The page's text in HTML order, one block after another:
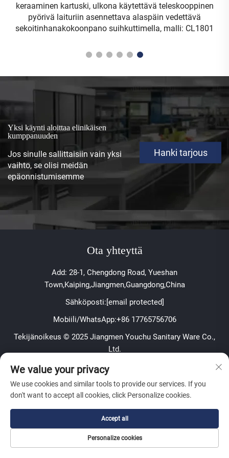
astianpesukoneen esipesuhana, WELS-mittausstandardin
mukainen kaupallinen vetokäyttöinen keittiöhana ilman
pistorasiaa, malli: S803
Yksi käynti aloittaa elinikäisen
kumppanuuden
Jos sinulle sallittaisiin vain yksi
vaihto, se olisi meidän
epäonnistumisemme
Hanki tarjous
Ota yhteyttä
Add: 28-1, Chengdong Road, Yueshan
Town,Kaiping,Jiangmen,Guangdong,China
Sähköposti:[email protected]
Mobiili/WhatsApp:+86 17765756706
Tekijänoikeus © 2025 Jiangmen Youchu Sanitary Ware Co.,
Ltd.
Tietosuojakäytäntö
Tietoa
Tilaa viikoittainen uutiskirjeemme
We value your privacy
We use cookies and similar tools to provide our services. If you
don't want to accept all cookies, click Personalize cookies.
Personalize cookies
Accept all